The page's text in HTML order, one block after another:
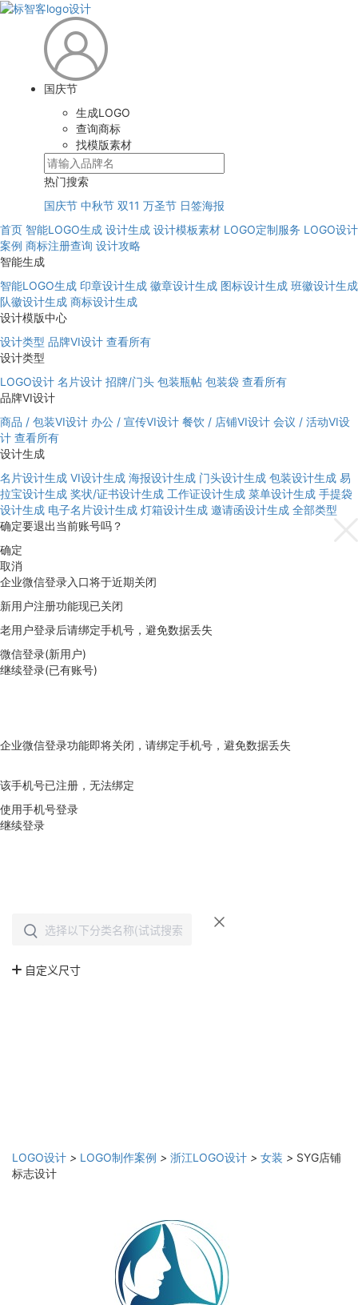
国庆节
生成LOGO
查询商标
找模版素材
热门搜索
国庆节 中秋节 双11 万圣节 日签海报
首页 智能LOGO生成 设计生成 设计模板素材 LOGO定制服务 LOGO设计
案例 商标注册查询 设计攻略
智能生成
智能LOGO生成 印章设计生成 徽章设计生成 图标设计生成 班徽设计生成
队徽设计生成 商标设计生成
设计模版中心
设计类型 品牌VI设计 查看所有
设计类型
LOGO设计 名片设计 招牌/门头 包装瓶帖 包装袋 查看所有
品牌VI设计
商品 / 包装VI设计 办公 / 宣传VI设计 餐饮 / 店铺VI设计 会议 / 活动VI设
计 查看所有
设计生成
名片设计生成 VI设计生成 海报设计生成 门头设计生成 包装设计生成 易
拉宝设计生成 奖状/证书设计生成 工作证设计生成 菜单设计生成 手提袋
设计生成 电子名片设计生成 灯箱设计生成 邀请函设计生成 全部类型
确定要退出当前账号吗？
确定
取消
企业微信登录入口将于近期关闭
新用户注册功能现已关闭
老用户登录后请绑定手机号，避免数据丢失
微信登录(新用户)
继续登录(已有账号)
企业微信登录功能即将关闭，请绑定手机号，避免数据丢失
该手机号已注册，无法绑定
使用手机号登录
继续登录
LOGO设计 > LOGO制作案例 > 浙江LOGO设计 > 女装 > SYG店铺
标志设计